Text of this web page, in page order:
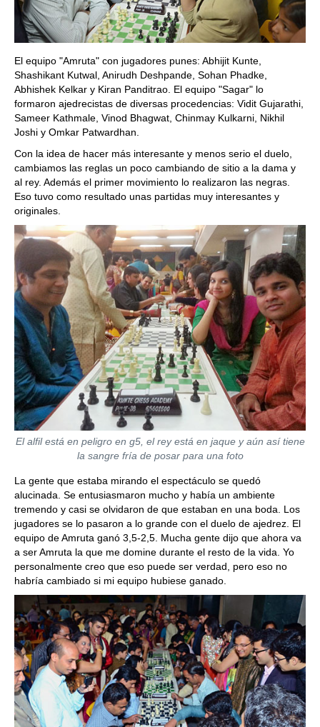
El equipo "Amruta" con jugadores punes: Abhijit Kunte,
Shashikant Kutwal, Anirudh Deshpande, Sohan Phadke,
Abhishek Kelkar y Kiran Panditrao. El equipo "Sagar" lo
formaron ajedrecistas de diversas procedencias: Vidit Gujarathi,
Sameer Kathmale, Vinod Bhagwat, Chinmay Kulkarni, Nikhil
Joshi y Omkar Patwardhan.
Con la idea de hacer más interesante y menos serio el duelo,
cambiamos las reglas un poco cambiando de sitio a la dama y
al rey. Además el primer movimiento lo realizaron las negras.
Eso tuvo como resultado unas partidas muy interesantes y
originales.
El alfil está en peligro en g5, el rey está en jaque y aún así tiene
la sangre fría de posar para una foto
La gente que estaba mirando el espectáculo se quedó
alucinada. Se entusiasmaron mucho y había un ambiente
tremendo y casi se olvidaron de que estaban en una boda. Los
jugadores se lo pasaron a lo grande con el duelo de ajedrez. El
equipo de Amruta ganó 3,5-2,5. Mucha gente dijo que ahora va
a ser Amruta la que me domine durante el resto de la vida. Yo
personalmente creo que eso puede ser verdad, pero eso no
habría cambiado si mi equipo hubiese ganado.